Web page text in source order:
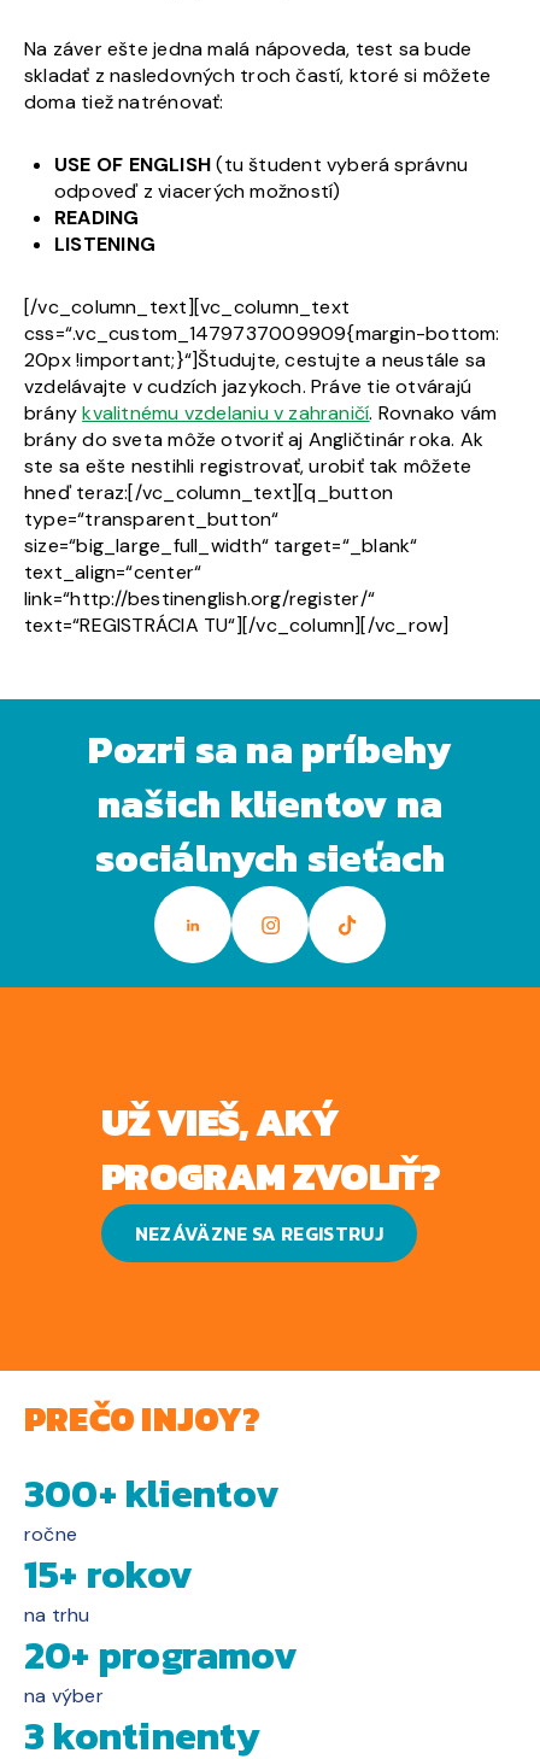
Na záver ešte jedna malá nápoveda, test sa bude
skladať z nasledovných troch častí, ktoré si môžete
doma tiež natrénovať:
USE OF ENGLISH(tu študent vyberá správnu
odpoveď z viacerých možností)
READING
LISTENING
[/vc_column_text][vc_column_text
css=“.vc_custom_1479737009909{margin-bottom:
20px !important;}“]Študujte, cestujte a neustále sa
vzdelávajte v cudzích jazykoch. Práve tie otvárajú
bránykvalitnému vzdelaniu v zahraničí. Rovnako vám
brány do sveta môže otvoriť aj Angličtinár roka. Ak
ste sa ešte nestihli registrovať, urobiť tak môžete
hneď teraz:[/vc_column_text][q_button
type=“transparent_button“
size=“big_large_full_width“ target=“_blank“
text_align=“center“
link=“http://bestinenglish.org/register/“
text=“REGISTRÁCIA TU“][/vc_column][/vc_row]
Pozri sa na príbehy
našich klientov na
sociálnych sieťach
UŽ VIEŠ, AKÝ
PROGRAM ZVOLIŤ?
NEZÁVÄZNE SA REGISTRUJ
PREČO INJOY?
300+ klientov
ročne
15+ rokov
na trhu
20+ programov
na výber
3 kontinenty